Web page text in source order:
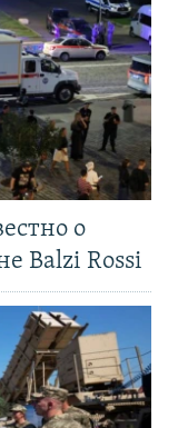
о
Balzi Rossi